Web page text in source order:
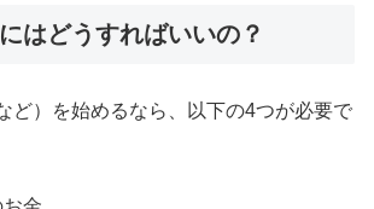
はどうすればいいの？
ど）を始めるなら、以下の4つが必要で